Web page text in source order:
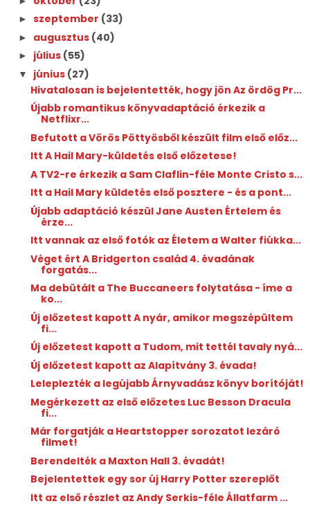
► szeptember (33)
► augusztus (40)
► július (55)
▼ június (27)
Hivatalosan is bejelentették, hogy jön Az ördög Pr...
Újabb romantikus könyvadaptáció érkezik a
Netflixr...
Befutott a Vörös Pöttyösből készült film első előz...
Itt A Hail Mary-küldetés első előzetese!
A TV2-re érkezik a Sam Claflin-féle Monte Cristo s...
Itt a Hail Mary küldetés első posztere - és a pont...
Újabb adaptáció készül Jane Austen Értelem és
érze...
Itt vannak az első fotók az Életem a Walter fiúkka...
Véget ért A Bridgerton család 4. évadának
forgatás...
Ma debütált a The Buccaneers folytatása - íme a
ko...
Új előzetest kapott A nyár, amikor megszépültem
fi...
Új előzetest kapott a Tudom, mit tettél tavaly nyá...
Új előzetest kapott az Alapítvány 3. évada!
Leleplezték a legújabb Árnyvadász könyv borítóját!
Megérkezett az első előzetes Luc Besson Dracula
fi...
Már forgatják a Heartstopper sorozatot lezáró
filmet!
Berendelték a Maxton Hall 3. évadát!
Bejelentettek egy sor új Harry Potter szereplőt
Itt az első részlet az Andy Serkis-féle Állatfarm ...